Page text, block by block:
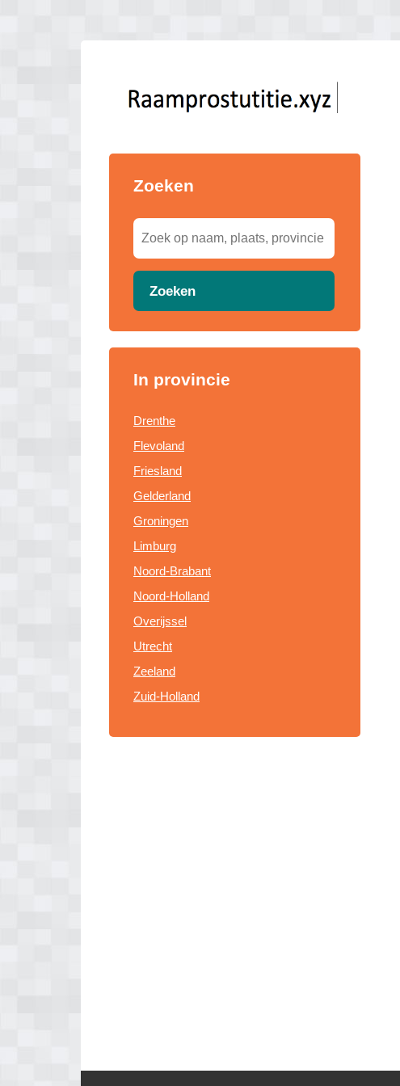
Zoeken
Zoeken
In provincie
Drenthe
Flevoland
Friesland
Gelderland
Groningen
Limburg
Noord-Brabant
Noord-Holland
Overijssel
Utrecht
Zeeland
Zuid-Holland